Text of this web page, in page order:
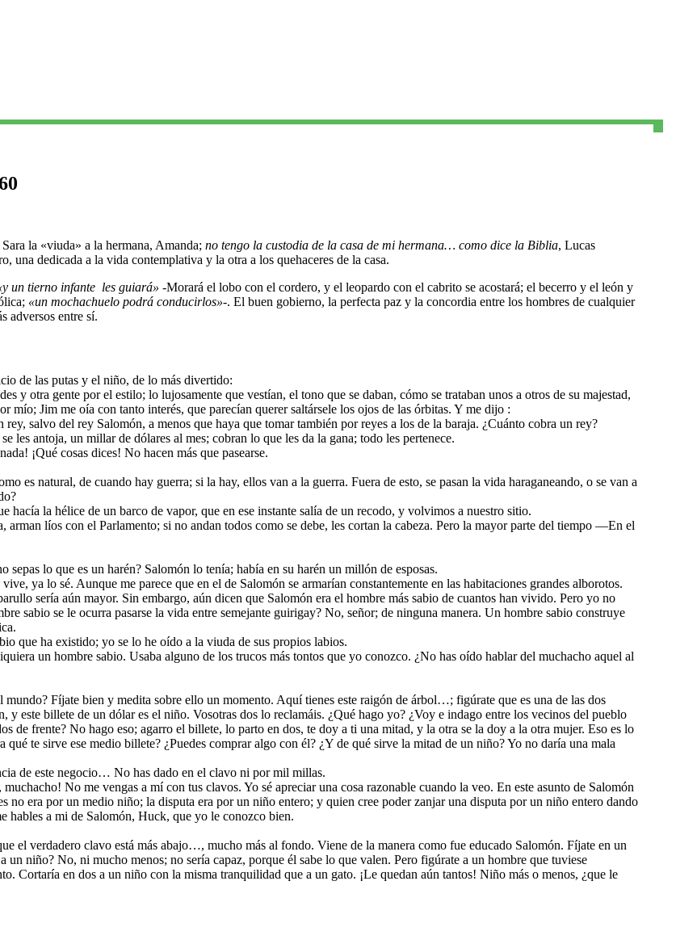
la «viuda» a la hermana, Amanda; no tengo la custodia de la casa de mi hermana… como dice la Biblia, Lucas
dedicada a la vida contemplativa y la otra a los quehaceres de la casa.
un tierno infante les guiará» -Morará el lobo con el cordero, y el leopardo con el cabrito se acostará; el becerro y el león y
«un mochachuelo podrá conducirlos»-. El buen gobierno, la perfecta paz y la concordia entre los hombres de cualquier
adversos entre sí.
de las putas y el niño, de lo más divertido:
y otra gente por el estilo; lo lujosamente que vestían, el tono que se daban, cómo se trataban unos a otros de su majestad,
mío; Jim me oía con tanto interés, que parecían querer saltársele los ojos de las órbitas. Y me dijo :
salvo del rey Salomón, a menos que haya que tomar también por reyes a los de la baraja. ¿Cuánto cobra un rey?
les antoja, un millar de dólares al mes; cobran lo que les da la gana; todo les pertenece.
¡Qué cosas dices! No hacen más que pasearse.
es natural, de cuando hay guerra; si la hay, ellos van a la guerra. Fuera de esto, se pasan la vida haraganeando, o se van a
hacía la hélice de un barco de vapor, que en ese instante salía de un recodo, y volvimos a nuestro sitio.
líos con el Parlamento; si no andan todos como se debe, les cortan la cabeza. Pero la mayor parte del tiempo —En el
lo que es un harén? Salomón lo tenía; había en su harén un millón de esposas.
ya lo sé. Aunque me parece que en el de Salomón se armarían constantemente en las habitaciones grandes alborotos.
sería aún mayor. Sin embargo, aún dicen que Salomón era el hombre más sabio de cuantos han vivido. Pero yo no
sabio se le ocurra pasarse la vida entre semejante guirigay? No, señor; de ninguna manera. Un hombre sabio construye
que ha existido; yo se lo he oído a la viuda de sus propios labios.
un hombre sabio. Usaba alguno de los trucos más tontos que yo conozco. ¿No has oído hablar del muchacho aquel al
mundo? Fíjate bien y medita sobre ello un momento. Aquí tienes este raigón de árbol…; figúrate que es una de las dos
este billete de un dólar es el niño. Vosotras dos lo reclamáis. ¿Qué hago yo? ¿Voy e indago entre los vecinos del pueblo
de frente? No hago eso; agarro el billete, lo parto en dos, te doy a ti una mitad, y la otra se la doy a la otra mujer. Eso es lo
te sirve ese medio billete? ¿Puedes comprar algo con él? ¿Y de qué sirve la mitad de un niño? Yo no daría una mala
de este negocio… No has dado en el clavo ni por mil millas.
No me vengas a mí con tus clavos. Yo sé apreciar una cosa razonable cuando la veo. En este asunto de Salomón
no era por un medio niño; la disputa era por un niño entero; y quien cree poder zanjar una disputa por un niño entero dando
hables a mi de Salomón, Huck, que yo le conozco bien.
el verdadero clavo está más abajo…, mucho más al fondo. Viene de la manera como fue educado Salomón. Fíjate en un
niño? No, ni mucho menos; no sería capaz, porque él sabe lo que valen. Pero figúrate a un hombre que tuviese
Cortaría en dos a un niño con la misma tranquilidad que a un gato. ¡Le quedan aún tantos! Niño más o menos, ¿que le